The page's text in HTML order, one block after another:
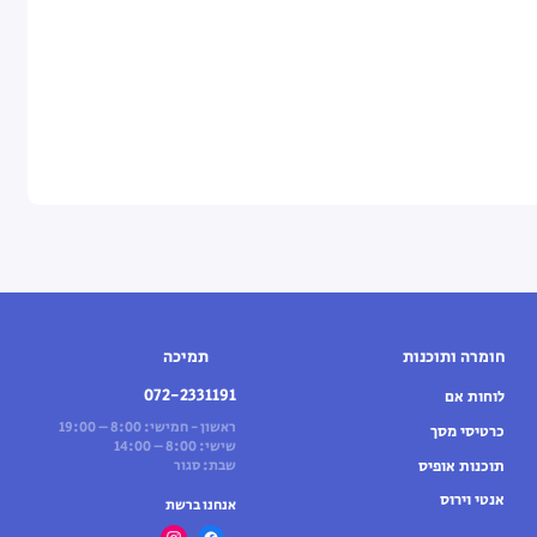
חומרה ותוכנות
לוחות אם
כרטיסי מסך
תוכנות אופיס
אנטי וירוס
תמיכה
072-2331191
ראשון - חמישי: 8:00 – 19:00
שישי: 8:00 – 14:00
שבת: סגור
אנחנו ברשת